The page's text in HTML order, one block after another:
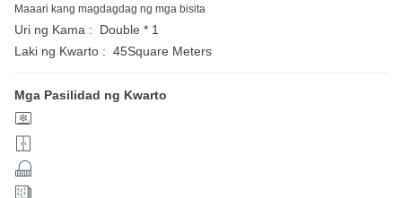
Maaari kang magdagdag ng mga bisita
Uri ng Kama :
Double * 1
Laki ng Kwarto : 45Square Meters
Mga Pasilidad ng Kwarto